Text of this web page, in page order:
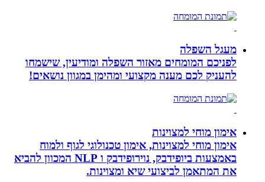
מעגל השפלה
לפניכם המומחים מאזור השפלה ומודיעין, שישמחו
להעניק לכם מענה מקצועי ומהימן במגוון נושאים!
אימון מוחי למצוינות
אימון מוחי למצוינות, אימון טכנולוגי לגוף ולמוח
באמצעות ביופידבק, נוירופידבק ו NLP המכוון להביא
את המתאמן לביצועי שיא ומצוינות.